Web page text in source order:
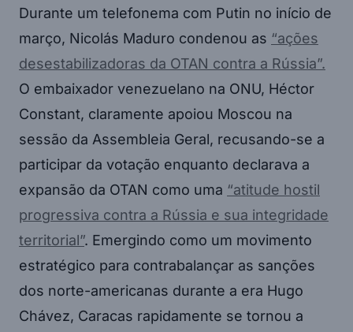
Durante um telefonema com Putin no início de
março, Nicolás Maduro condenou as “ações
desestabilizadoras da OTAN contra a Rússia”.
O embaixador venezuelano na ONU, Héctor
Constant, claramente apoiou Moscou na
sessão da Assembleia Geral, recusando-se a
participar da votação enquanto declarava a
expansão da OTAN como uma “atitude hostil
progressiva contra a Rússia e sua integridade
territorial”. Emergindo como um movimento
estratégico para contrabalançar as sanções
dos norte-americanas durante a era Hugo
Chávez, Caracas rapidamente se tornou a